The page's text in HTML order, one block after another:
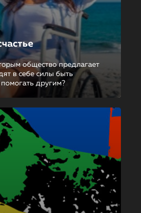
общество предлагает
в себе силы быть
другим?